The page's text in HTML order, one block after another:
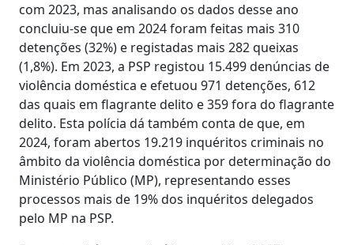
com 2023, mas analisando os dados desse ano
concluiu-se que em 2024 foram feitas mais 310
detenções (32%) e registadas mais 282 queixas
(1,8%). Em 2023, a PSP registou 15.499 denúncias de
violência doméstica e efetuou 971 detenções, 612
das quais em flagrante delito e 359 fora do flagrante
delito. Esta polícia dá também conta de que, em
2024, foram abertos 19.219 inquéritos criminais no
âmbito da violência doméstica por determinação do
Ministério Público (MP), representando esses
processos mais de 19% dos inquéritos delegados
pelo MP na PSP.